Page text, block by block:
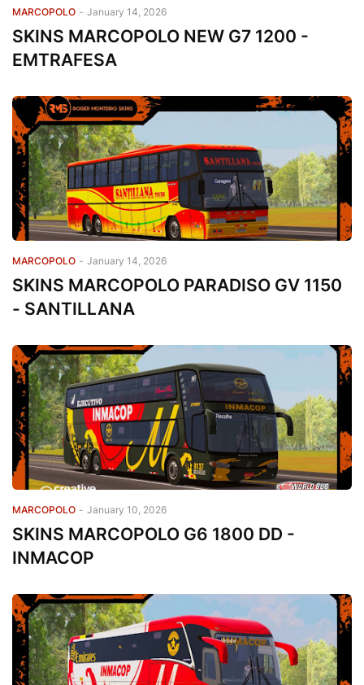
MARCOPOLO - January 14, 2026
SKINS MARCOPOLO NEW G7 1200 -
EMTRAFESA
MARCOPOLO - January 14, 2026
SKINS MARCOPOLO PARADISO GV 1150
- SANTILLANA
MARCOPOLO - January 10, 2026
SKINS MARCOPOLO G6 1800 DD -
INMACOP